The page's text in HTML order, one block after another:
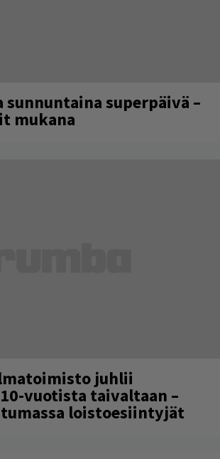
sunnuntaina superpäivä –
mukana
juhlii
vuotista taivaltaan –
loistoesiintyjät